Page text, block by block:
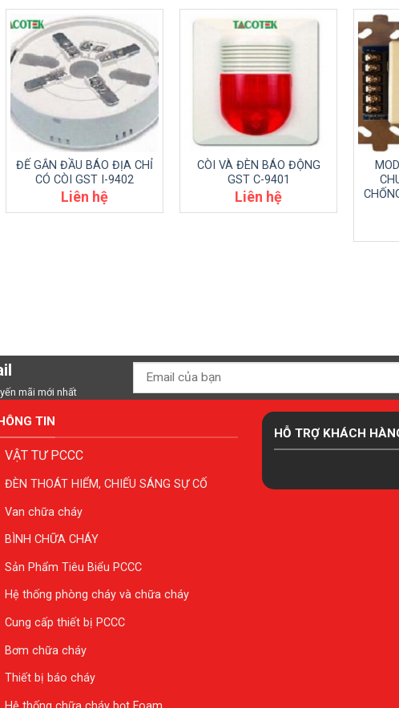
ĐẾ GẮN ĐẦU BÁO ĐỊA CHỈ
CÓ CÒI GST I-9402
Liên hệ
CÒI VÀ ĐÈN BÁO ĐỘNG
GST C-9401
Liên hệ
mãi mới nhất
TIN
VẬT TƯ PCCC
ĐÈN THOÁT HIỂM, CHIẾU SÁNG SỰ CỐ
Van chữa cháy
BÌNH CHỮA CHÁY
Sản Phẩm Tiêu Biểu PCCC
Hệ thống phòng cháy và chữa cháy
Cung cấp thiết bị PCCC
Bơm chữa cháy
Thiết bị báo cháy
HỖ TRỢ KHÁCH